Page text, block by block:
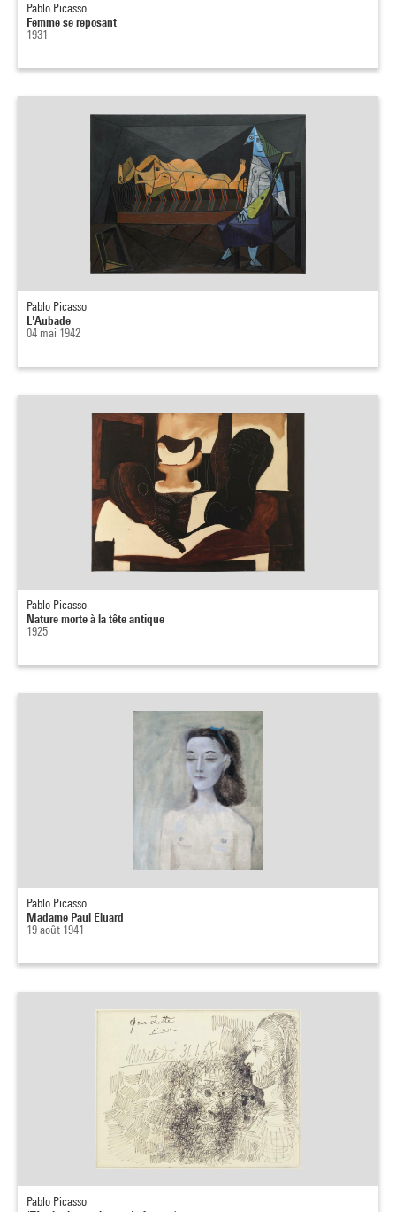
Pablo Picasso
Femme se reposant
1931
Pablo Picasso
L'Aubade
04 mai 1942
Pablo Picasso
Nature morte à la tête antique
1925
Pablo Picasso
Madame Paul Eluard
19 août 1941
Pablo Picasso